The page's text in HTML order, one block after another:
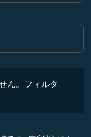
ん。フィルタ